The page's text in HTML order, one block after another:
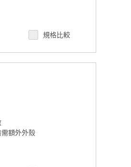
多點電容觸控規格比較
額外外殼